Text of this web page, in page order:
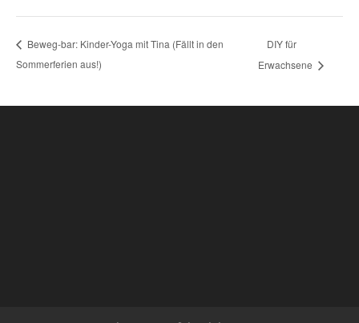
Beweg-bar: Kinder-Yoga mit Tina (Fällt in den
Sommerferien aus!)
DIY für
Erwachsene